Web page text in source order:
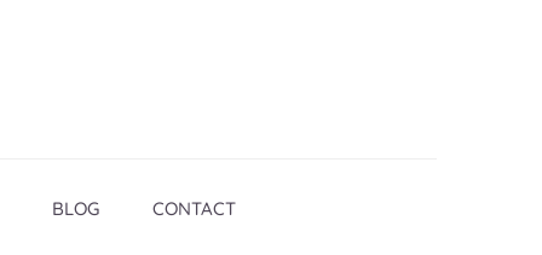
BLOG CONTACT